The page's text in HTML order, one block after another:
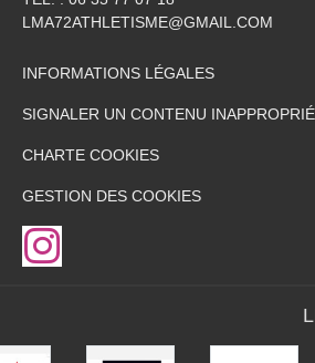
LMA72ATHLETISME@GMAIL.COM
INFORMATIONS LÉGALES
SIGNALER UN CONTENU INAPPROPRIÉ
CHARTE COOKIES
GESTION DES COOKIES